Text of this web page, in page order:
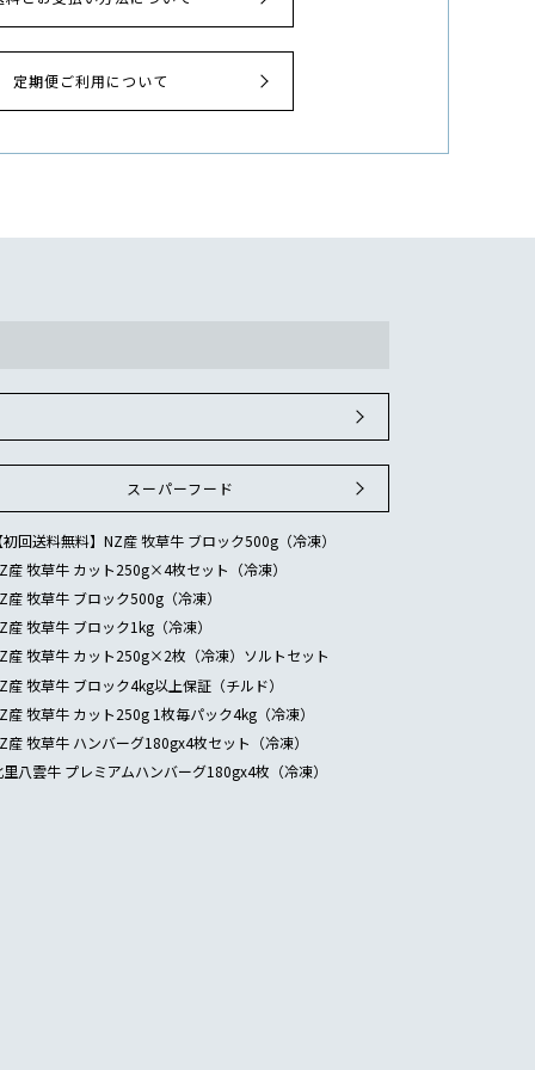
定期便ご利用について
スーパーフード
【初回送料無料】NZ産 牧草牛 ブロック500g（冷凍）
産 牧草牛 カット250g×4枚セット（冷凍）
産 牧草牛 ブロック500g（冷凍）
産 牧草牛 ブロック1kg（冷凍）
産 牧草牛 カット250g×2枚（冷凍）ソルトセット
産 牧草牛 ブロック4kg以上保証（チルド）
産 牧草牛 カット250g 1枚毎パック4kg（冷凍）
産 牧草牛 ハンバーグ180gx4枚セット（冷凍）
八雲牛 プレミアムハンバーグ180gx4枚（冷凍）